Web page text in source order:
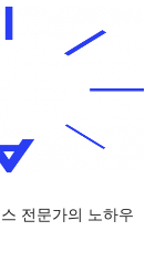
전문가의 노하우